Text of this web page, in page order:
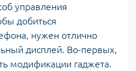
управления
добиться
нужен отлично
дисплей. Во-первых,
модификации гаджета.